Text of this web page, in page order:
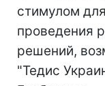
стимулом
проведения
решений,
"Тедис